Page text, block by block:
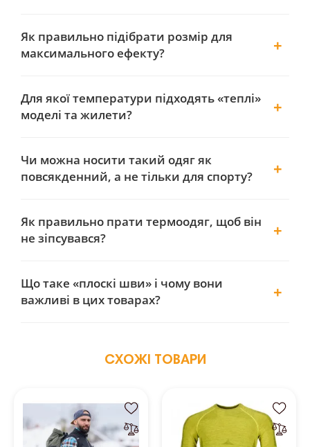
Як правильно підібрати розмір для
максимального ефекту?
Для якої температури підходять «теплі»
моделі та жилети?
Чи можна носити такий одяг як
повсякденний, а не тільки для спорту?
Як правильно прати термоодяг, щоб він
не зіпсувався?
Що таке «плоскі шви» і чому вони
важливі в цих товарах?
СХОЖІ ТОВАРИ